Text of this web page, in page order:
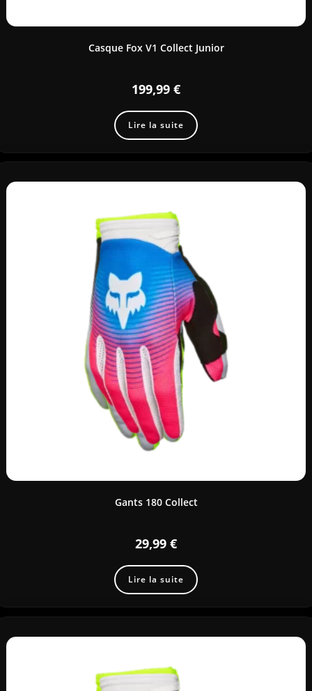
Casque Fox V1 Collect Junior
199,99 €
Lire la suite
Gants 180 Collect
29,99 €
Lire la suite